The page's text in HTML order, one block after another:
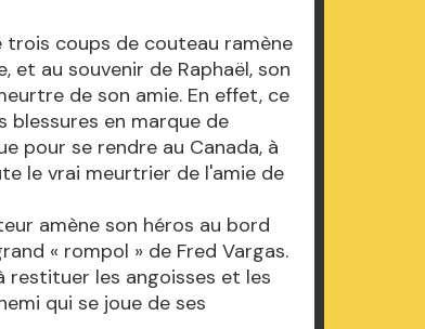
trois coups de couteau ramène
au souvenir de Raphaël, son
de son amie. En effet, ce
blessures en marque de
pour se rendre au Canada, à
le vrai meurtrier de l'amie de
amène son héros au bord
« rompol » de Fred Vargas.
restituer les angoisses et les
qui se joue de ses